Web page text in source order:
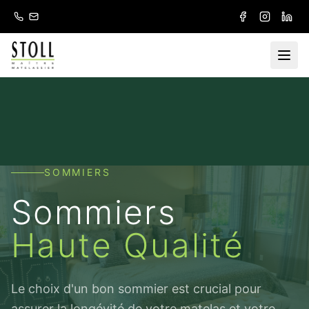
SOMMIERS
Sommiers
Haute Qualité
Le choix d'un bon sommier est crucial pour